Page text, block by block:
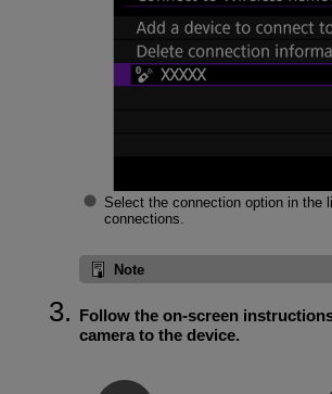
Select the connection option in the
connections.
Note
Follow the on-screen
camera to the device.